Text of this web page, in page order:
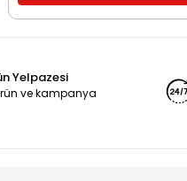
Yelpazesi
ve kampanya